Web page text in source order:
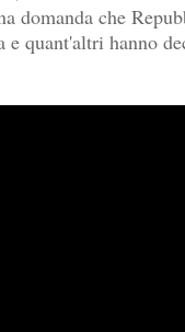
domanda che
e quant'altri hanno